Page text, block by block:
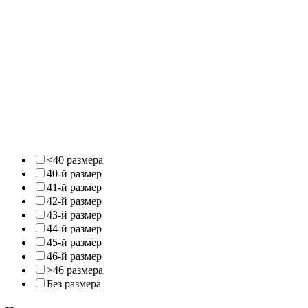
<40 размера
40-й размер
41-й размер
42-й размер
43-й размер
44-й размер
45-й размер
46-й размер
>46 размера
Без размера